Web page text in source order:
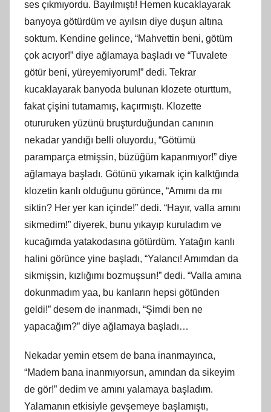
ses çıkmıyordu. Bayılmıştı! Hemen kucaklayarak
banyoya götürdüm ve ayılsın diye duşun altına
soktum. Kendine gelince, “Mahvettin beni, götüm
çok acıyor!” diye ağlamaya başladı ve “Tuvalete
götür beni, yüreyemiyorum!” dedi. Tekrar
kucaklayarak banyoda bulunan klozete oturttum,
fakat çişini tutamamış, kaçırmıştı. Klozette
otururuken yüzünü bruşturduğundan canının
nekadar yandığı belli oluyordu, “Götümü
paramparça etmişsin, büzüğüm kapanmıyor!” diye
ağlamaya başladı. Götünü yıkamak için kalktğında
klozetin kanlı olduğunu görünce, “Amımı da mı
siktin? Her yer kan içinde!” dedi. “Hayır, valla amını
sikmedim!” diyerek, bunu yıkayıp kuruladım ve
kucağımda yatakodasına götürdüm. Yatağın kanlı
halini görünce yine başladı, “Yalancı! Amımdan da
sikmişsin, kızlığımı bozmuşsun!” dedi. “Valla amına
dokunmadım yaa, bu kanların hepsi götünden
geldi!” desem de inanmadı, “Şimdi ben ne
yapacağım?” diye ağlamaya başladı…
Nekadar yemin etsem de bana inanmayınca,
“Madem bana inanmıyorsun, amından da sikeyim
de gör!” dedim ve amını yalamaya başladım.
Yalamanın etkisiyle gevşemeye başlamıştı,